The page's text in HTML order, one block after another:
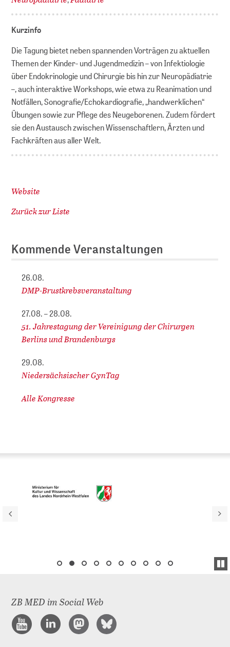
Kurzinfo
Die Tagung bietet neben spannenden Vorträgen zu aktuellen
Themen der Kinder- und Jugendmedizin – von Infektiologie
über Endokrinologie und Chirurgie bis hin zur Neuropädiatrie
–, auch interaktive Workshops, wie etwa zu Reanimation und
Notfällen, Sonografie/Echokardiografie, „handwerklichen“
Übungen sowie zur Pflege des Neugeborenen. Zudem fördert
sie den Austausch zwischen Wissenschaftlern, Ärzten und
Fachkräften aus aller Welt.
Website
Zurück zur Liste
Kommende Veranstaltungen
26.08.
DMP-Brustkrebsveranstaltung
27.08. – 28.08.
51. Jahrestagung der Vereinigung der Chirurgen
Berlins und Brandenburgs
29.08.
Niedersächsischer GynTag
Alle Kongresse
ZB MED im Social Web